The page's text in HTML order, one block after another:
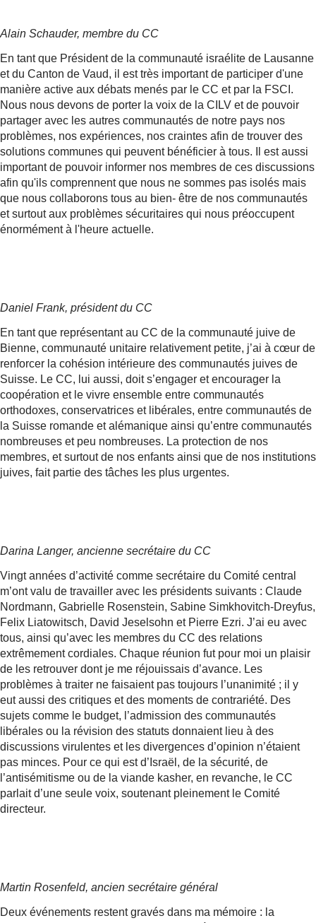
Alain Schauder, membre du CC
En tant que Président de la communauté israélite de Lausanne
et du Canton de Vaud, il est très important de participer d'une
manière active aux débats menés par le CC et par la FSCI.
Nous nous devons de porter la voix de la CILV et de pouvoir
partager avec les autres communautés de notre pays nos
problèmes, nos expériences, nos craintes afin de trouver des
solutions communes qui peuvent bénéficier à tous. Il est aussi
important de pouvoir informer nos membres de ces discussions
afin qu'ils comprennent que nous ne sommes pas isolés mais
que nous collaborons tous au bien- être de nos communautés
et surtout aux problèmes sécuritaires qui nous préoccupent
énormément à l'heure actuelle.
Daniel Frank, président du CC
En tant que représentant au CC de la communauté juive de
Bienne, communauté unitaire relativement petite, j’ai à cœur de
renforcer la cohésion intérieure des communautés juives de
Suisse. Le CC, lui aussi, doit s’engager et encourager la
coopération et le vivre ensemble entre communautés
orthodoxes, conservatrices et libérales, entre communautés de
la Suisse romande et alémanique ainsi qu’entre communautés
nombreuses et peu nombreuses. La protection de nos
membres, et surtout de nos enfants ainsi que de nos institutions
juives, fait partie des tâches les plus urgentes.
Darina Langer, ancienne secrétaire du CC
Vingt années d’activité comme secrétaire du Comité central
m’ont valu de travailler avec les présidents suivants : Claude
Nordmann, Gabrielle Rosenstein, Sabine Simkhovitch-Dreyfus,
Felix Liatowitsch, David Jeselsohn et Pierre Ezri. J’ai eu avec
tous, ainsi qu’avec les membres du CC des relations
extrêmement cordiales. Chaque réunion fut pour moi un plaisir
de les retrouver dont je me réjouissais d’avance. Les
problèmes à traiter ne faisaient pas toujours l’unanimité ; il y
eut aussi des critiques et des moments de contrariété. Des
sujets comme le budget, l’admission des communautés
libérales ou la révision des statuts donnaient lieu à des
discussions virulentes et les divergences d’opinion n’étaient
pas minces. Pour ce qui est d’Israël, de la sécurité, de
l’antisémitisme ou de la viande kasher, en revanche, le CC
parlait d’une seule voix, soutenant pleinement le Comité
directeur.
Martin Rosenfeld, ancien secrétaire général
Deux événements restent gravés dans ma mémoire : la